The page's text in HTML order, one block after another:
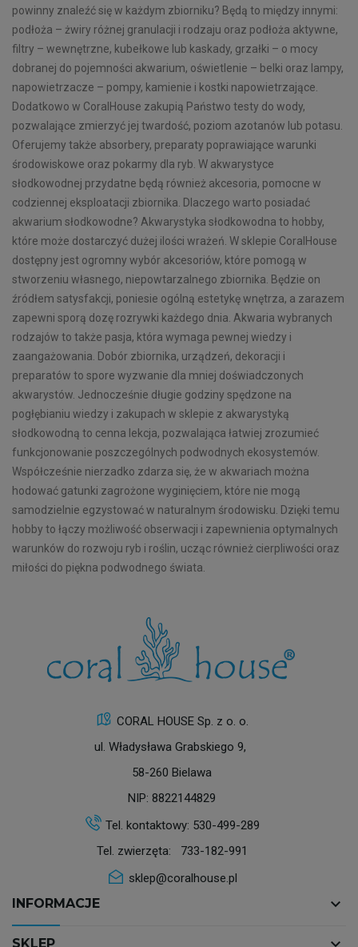
powinny znaleźć się w każdym zbiorniku? Będą to między innymi:
podłoża – żwiry różnej granulacji i rodzaju oraz podłoża aktywne,
filtry – wewnętrzne, kubełkowe lub kaskady, grzałki – o mocy
dobranej do pojemności akwarium, oświetlenie – belki oraz lampy,
napowietrzacze – pompy, kamienie i kostki napowietrzające.
Dodatkowo w CoralHouse zakupią Państwo testy do wody,
pozwalające zmierzyć jej twardość, poziom azotanów lub potasu.
Oferujemy także absorbery, preparaty poprawiające warunki
środowiskowe oraz pokarmy dla ryb. W akwarystyce
słodkowodnej przydatne będą również akcesoria, pomocne w
codziennej eksploatacji zbiornika. Dlaczego warto posiadać
akwarium słodkowodne? Akwarystyka słodkowodna to hobby,
które może dostarczyć dużej ilości wrażeń. W sklepie CoralHouse
dostępny jest ogromny wybór akcesoriów, które pomogą w
stworzeniu własnego, niepowtarzalnego zbiornika. Będzie on
źródłem satysfakcji, poniesie ogólną estetykę wnętrza, a zarazem
zapewni sporą dozę rozrywki każdego dnia. Akwaria wybranych
rodzajów to także pasja, która wymaga pewnej wiedzy i
zaangażowania. Dobór zbiornika, urządzeń, dekoracji i
preparatów to spore wyzwanie dla mniej doświadczonych
akwarystów. Jednocześnie długie godziny spędzone na
pogłębianiu wiedzy i zakupach w sklepie z akwarystyką
słodkowodną to cenna lekcja, pozwalająca łatwiej zrozumieć
funkcjonowanie poszczególnych podwodnych ekosystemów.
Współcześnie nierzadko zdarza się, że w akwariach można
hodować gatunki zagrożone wyginięciem, które nie mogą
samodzielnie egzystować w naturalnym środowisku. Dzięki temu
hobby to łączy możliwość obserwacji i zapewnienia optymalnych
warunków do rozwoju ryb i roślin, ucząc również cierpliwości oraz
miłości do piękna podwodnego świata.
CORAL HOUSE Sp. z o. o.
ul. Władysława Grabskiego 9,
58-260 Bielawa
NIP: 8822144829
Tel. kontaktowy: 530-499-289
Tel. zwierzęta: 733-182-991
sklep@coralhouse.pl
INFORMACJE keyboard_arrow_down
SKLEP